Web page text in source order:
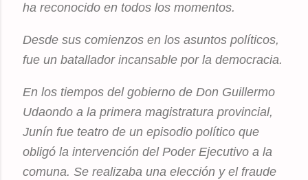
ha reconocido en todos los momentos.
Desde sus comienzos en los asuntos políticos,
fue un batallador incansable por la democracia.
En los tiempos del gobierno de Don Guillermo
Udaondo a la primera magistratura provincial,
Junín fue teatro de un episodio político que
obligó la intervención del Poder Ejecutivo a la
comuna. Se realizaba una elección y el fraude